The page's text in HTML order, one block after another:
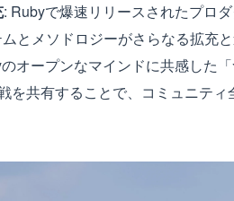
: Rubyで爆速リリースされたプロ
とメソドロジーがさらなる拡充と
オープンなマインドに共感した
を共有することで、コミュニテ